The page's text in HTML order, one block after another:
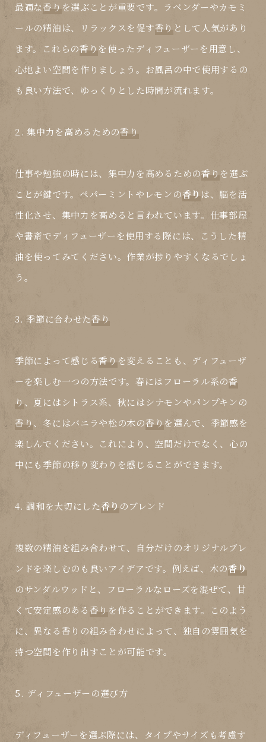
最適な香り を選ぶことが重要です。ラベンダーやカモミ
ールの精油は、リラックスを促す香り として人気があり
ます。これらの香り を使ったディフューザーを用意し、
心地よい空間を作りましょう。お風呂の中で使用するの
も良い方法で、ゆっくりとした時間が流れます。
2. 集中力を高めるための香り
仕事や勉強の時には、集中力を高めるための香り を選ぶ
ことが鍵です。ペパーミントやレモンの香り は、脳を活
性化させ、集中力を高めると言われています。仕事部屋
や書斎でディフューザーを使用する際には、こうした精
油を使ってみてください。作業が捗りやすくなるでしょ
う。
3. 季節に合わせた香り
季節によって感じる香り を変えることも、ディフューザ
ーを楽しむ一つの方法です。春にはフローラル系の香
り 、夏にはシトラス系、秋にはシナモンやパンプキンの
香り 、冬にはバニラや松の木の香り を選んで、季節感を
楽しんでください。これにより、空間だけでなく、心の
中にも季節の移り変わりを感じることができます。
4. 調和を大切にした香り のブレンド
複数の精油を組み合わせて、自分だけのオリジナルブレ
ンドを楽しむのも良いアイデアです。例えば、木の香り
のサンダルウッドと、フローラルなローズを混ぜて、甘
くて安定感のある香り を作ることができます。このよう
に、異なる香り の組み合わせによって、独自の雰囲気を
持つ空間を作り出すことが可能です。
5. ディフューザーの選び方
ディフューザーを選ぶ際には、タイプやサイズも考慮す